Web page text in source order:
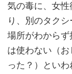
気の毒に、女
り、別のタク
場所がわから
は使わない（
った？）とい